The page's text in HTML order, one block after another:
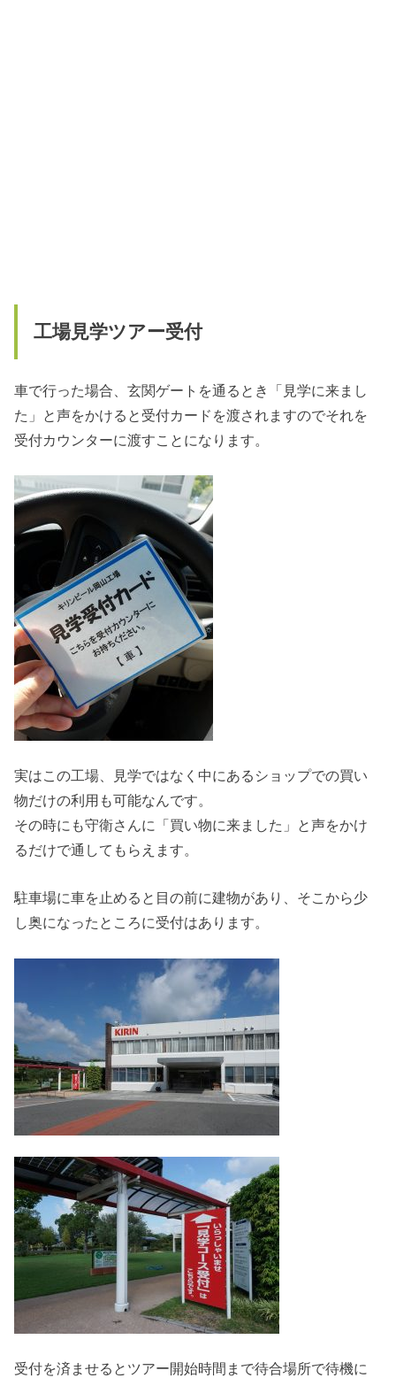
工場見学ツアー受付
車で行った場合、玄関ゲートを通るとき「見学に来まし
た」と声をかけると受付カードを渡されますのでそれを
受付カウンターに渡すことになります。
実はこの工場、見学ではなく中にあるショップでの買い
物だけの利用も可能なんです。
その時にも守衛さんに「買い物に来ました」と声をかけ
るだけで通してもらえます。
駐車場に車を止めると目の前に建物があり、そこから少
し奥になったところに受付はあります。
受付を済ませるとツアー開始時間まで待合場所で待機に